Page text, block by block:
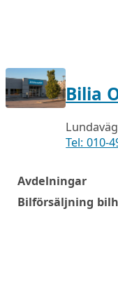
Bilia
Tel: 010-
Öppettider
Avdelningar
Bilförsäljning